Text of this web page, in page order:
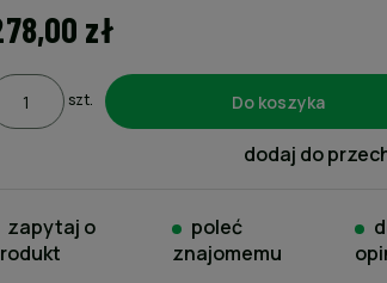
zł
szt. Do koszyka
dodaj do
zapytaj o
poleć
znajomemu